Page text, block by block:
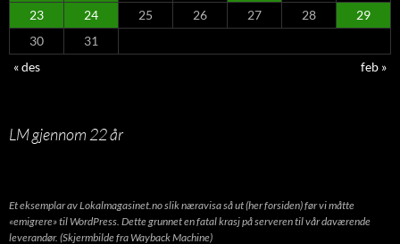
23
24 25 26 27 28
29
30
31
« des
feb »
LM gjennom 22 år
Et eksemplar av Lokalmagasinet.no slik næravisa så ut (her forsiden) før vi måtte
«emigrere» til WordPress. Dette grunnet en fatal krasj på serveren til vår daværende
leverandør. (Skjermbilde fra Wayback Machine)